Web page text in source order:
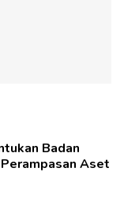
Badan
Aset